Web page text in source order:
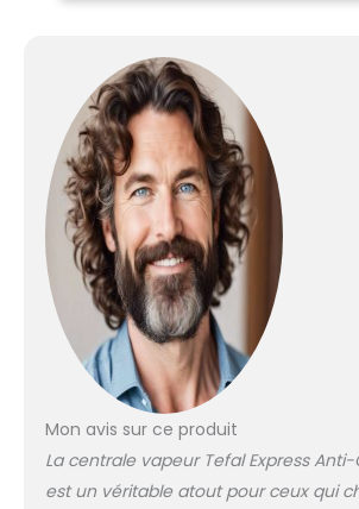
d'énergie
fonction
Tefal SV8054
Centrale
calcaire,
d'utilisation
française non
garantie).
Mon avis sur ce produit
La centrale vapeur Tefal Express
est un véritable atout pour ceux qui